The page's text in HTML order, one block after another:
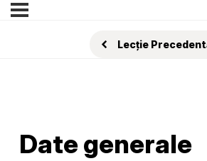
Lecție
Date generale